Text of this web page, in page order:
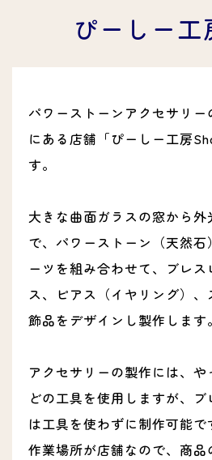
ぴーしー工
パワーストーンアクセサリー
にある店舗「ぴーしー工房
す。
大きな曲面ガラスの窓から
で、パワーストーン（天然
ーツを組み合わせて、ブレ
ス、ピアス（イヤリング）
飾品をデザインし製作します。
アクセサリーの製作には、
どの工具を使用しますが、
は工具を使わずに制作可能で
作業場所が店舗なので、商